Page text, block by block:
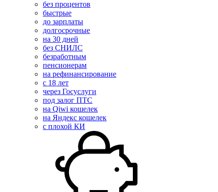
без процентов
быстрые
до зарплаты
долгосрочные
на 30 дней
без СНИЛС
безработным
пенсионерам
на рефинансирование
с 18 лет
через Госуслуги
под залог ПТС
на Qiwi кошелек
на Яндекс кошелек
с плохой КИ